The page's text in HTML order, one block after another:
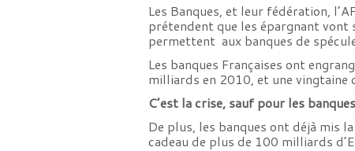
Les Banques, et leur fédération,
prétendent que les épargnant
permettent aux banques de
Les banques Françaises ont
milliards en 2010, et une vingtaine
C’est la crise, sauf pour les
De plus, les banques ont déjà mis
cadeau de plus de 100 milliards